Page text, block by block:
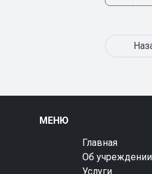
МЕНЮ
Главная
Об учреждении
Услуги